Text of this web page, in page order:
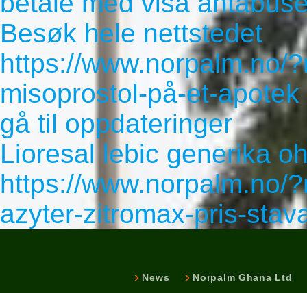
Besøk hele nettstedet
https://www.norpalm.no/
misoprostol-på-et-apotek
gå til oppdateringer
Lioresal lebic generika
https://www.norpalm.no/
azyter-zitromax-pris-
News Norpalm Ghana Ltd